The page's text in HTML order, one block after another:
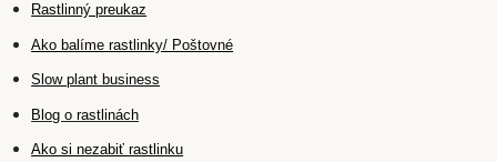
Rastlinný preukaz
Ako balíme rastlinky/ Poštovné
Slow plant business
Blog o rastlinách
Ako si nezabiť rastlinku